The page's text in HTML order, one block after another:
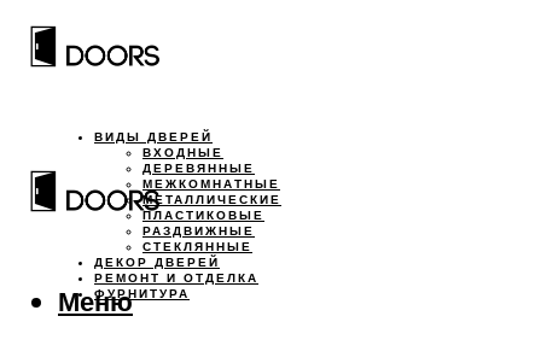
ВИДЫ ДВЕРЕЙ
ВХОДНЫЕ
ДЕРЕВЯННЫЕ
МЕЖКОМНАТНЫЕ
МЕТАЛЛИЧЕСКИЕ
ПЛАСТИКОВЫЕ
РАЗДВИЖНЫЕ
СТЕКЛЯННЫЕ
ДЕКОР ДВЕРЕЙ
РЕМОНТ И ОТДЕЛКА
ФУРНИТУРА
Меню